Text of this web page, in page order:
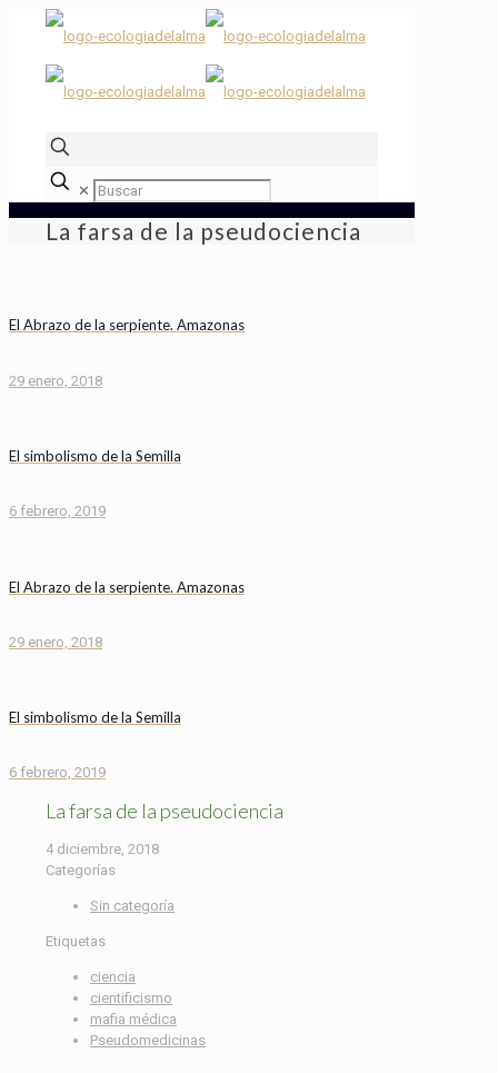
✕
La farsa de la pseudociencia
El Abrazo de la serpiente. Amazonas
29 enero, 2018
El simbolismo de la Semilla
6 febrero, 2019
El Abrazo de la serpiente. Amazonas
29 enero, 2018
El simbolismo de la Semilla
6 febrero, 2019
La farsa de la pseudociencia
4 diciembre, 2018
Categorías
Sin categoría
Etiquetas
ciencia
cientificismo
mafia médica
Pseudomedicinas